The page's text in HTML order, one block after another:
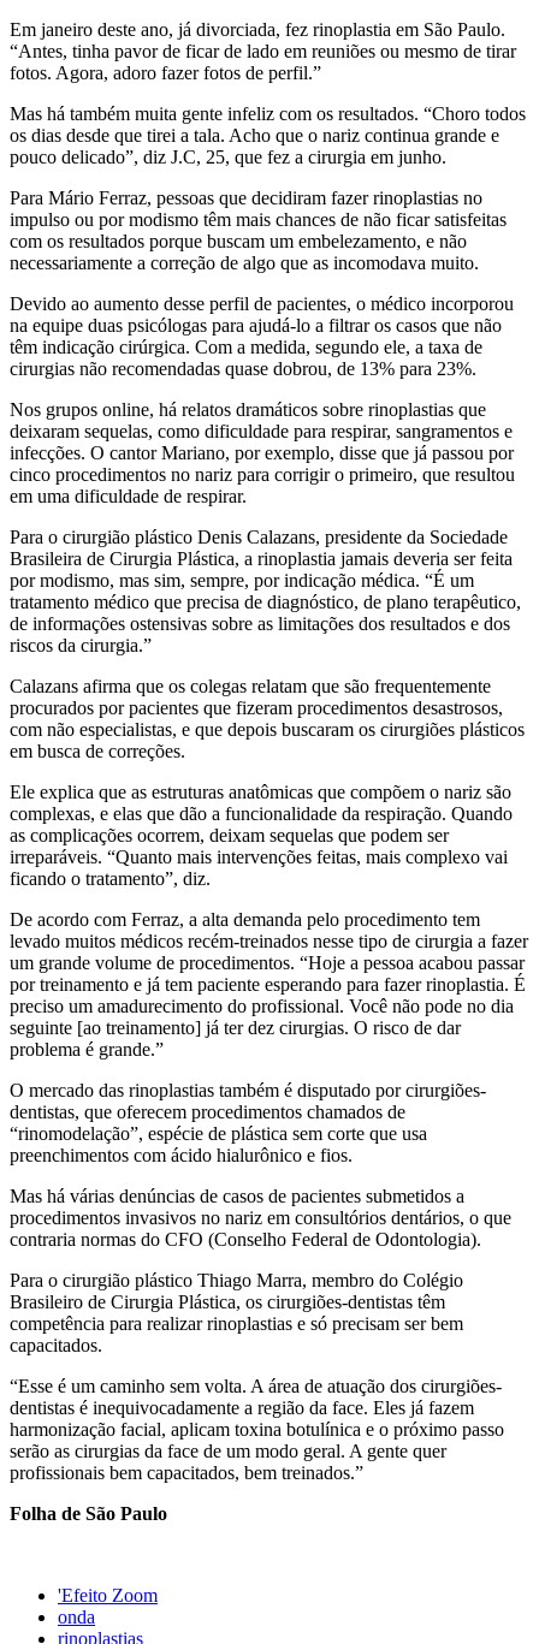
Em janeiro deste ano, já divorciada, fez rinoplastia em São Paulo.
“Antes, tinha pavor de ficar de lado em reuniões ou mesmo de tirar
fotos. Agora, adoro fazer fotos de perfil.”
Mas há também muita gente infeliz com os resultados. “Choro todos
os dias desde que tirei a tala. Acho que o nariz continua grande e
pouco delicado”, diz J.C, 25, que fez a cirurgia em junho.
Para Mário Ferraz, pessoas que decidiram fazer rinoplastias no
impulso ou por modismo têm mais chances de não ficar satisfeitas
com os resultados porque buscam um embelezamento, e não
necessariamente a correção de algo que as incomodava muito.
Devido ao aumento desse perfil de pacientes, o médico incorporou
na equipe duas psicólogas para ajudá-lo a filtrar os casos que não
têm indicação cirúrgica. Com a medida, segundo ele, a taxa de
cirurgias não recomendadas quase dobrou, de 13% para 23%.
Nos grupos online, há relatos dramáticos sobre rinoplastias que
deixaram sequelas, como dificuldade para respirar, sangramentos e
infecções. O cantor Mariano, por exemplo, disse que já passou por
cinco procedimentos no nariz para corrigir o primeiro, que resultou
em uma dificuldade de respirar.
Para o cirurgião plástico Denis Calazans, presidente da Sociedade
Brasileira de Cirurgia Plástica, a rinoplastia jamais deveria ser feita
por modismo, mas sim, sempre, por indicação médica. “É um
tratamento médico que precisa de diagnóstico, de plano terapêutico,
de informações ostensivas sobre as limitações dos resultados e dos
riscos da cirurgia.”
Calazans afirma que os colegas relatam que são frequentemente
procurados por pacientes que fizeram procedimentos desastrosos,
com não especialistas, e que depois buscaram os cirurgiões plásticos
em busca de correções.
Ele explica que as estruturas anatômicas que compõem o nariz são
complexas, e elas que dão a funcionalidade da respiração. Quando
as complicações ocorrem, deixam sequelas que podem ser
irreparáveis. “Quanto mais intervenções feitas, mais complexo vai
ficando o tratamento”, diz.
De acordo com Ferraz, a alta demanda pelo procedimento tem
levado muitos médicos recém-treinados nesse tipo de cirurgia a fazer
um grande volume de procedimentos. “Hoje a pessoa acabou passar
por treinamento e já tem paciente esperando para fazer rinoplastia. É
preciso um amadurecimento do profissional. Você não pode no dia
seguinte [ao treinamento] já ter dez cirurgias. O risco de dar
problema é grande.”
O mercado das rinoplastias também é disputado por cirurgiões-
dentistas, que oferecem procedimentos chamados de
“rinomodelação”, espécie de plástica sem corte que usa
preenchimentos com ácido hialurônico e fios.
Mas há várias denúncias de casos de pacientes submetidos a
procedimentos invasivos no nariz em consultórios dentários, o que
contraria normas do CFO (Conselho Federal de Odontologia).
Para o cirurgião plástico Thiago Marra, membro do Colégio
Brasileiro de Cirurgia Plástica, os cirurgiões-dentistas têm
competência para realizar rinoplastias e só precisam ser bem
capacitados.
“Esse é um caminho sem volta. A área de atuação dos cirurgiões-
dentistas é inequivocadamente a região da face. Eles já fazem
harmonização facial, aplicam toxina botulínica e o próximo passo
serão as cirurgias da face de um modo geral. A gente quer
profissionais bem capacitados, bem treinados.”
Folha de São Paulo
'Efeito Zoom
onda
rinoplastias